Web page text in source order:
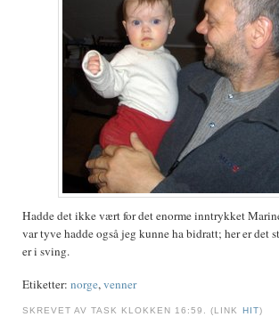
Hadde det ikke vært for det enorme inntrykket
var tyve hadde også jeg kunne ha bidratt; her er det
er i sving.
Etiketter: norge,venner
SKREVET AV TASK KLOKKEN 16:59. (LINK HIT)